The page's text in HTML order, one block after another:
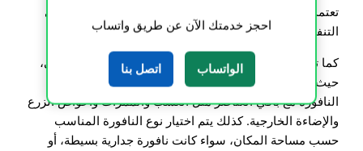
تعتمد على الدمج بين التصميم الجمالي والدقة الهندسية في
التنفيذ.
كما تبدأ عملية تركيب النوافير بدراسة الموقع بشكل تفصيلي،
حيث يتم تحديد أفضل مكان داخل الحديقة يضمن انسجام
النافورة مع باقي العناصر مثل العشب والممرات وأحواض الزرع
والإضاءة الخارجية. كذلك يتم اختيار نوع النافورة المناسب
حسب مساحة المكان، سواء كانت نافورة جدارية بسيطة، أو
احجز خدمتك الآن عن طريق واتساب
الواتساب اتصل بنا